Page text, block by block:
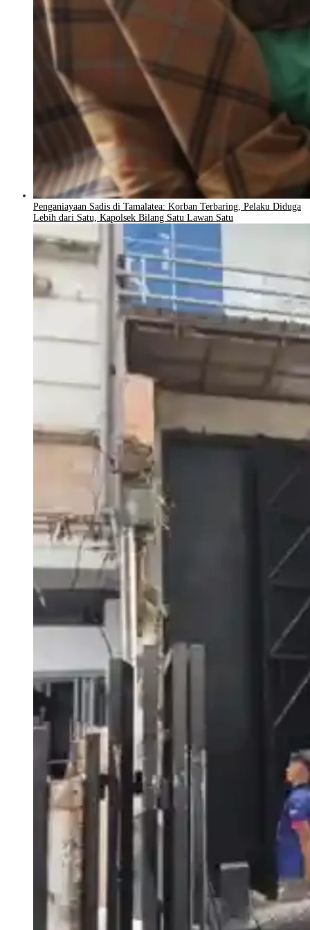
Penganiayaan Sadis di Tamalatea: Korban Terbaring, Pelaku Diduga
Lebih dari Satu, Kapolsek Bilang Satu Lawan Satu